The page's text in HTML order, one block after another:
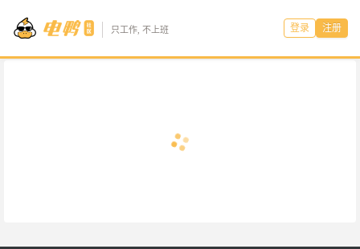
只工作, 不上班 登录 注册